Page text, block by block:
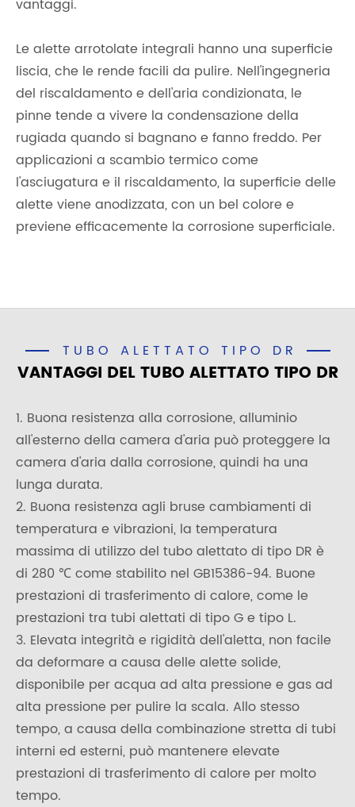
vantaggi.
Le alette arrotolate integrali hanno una superficie
liscia, che le rende facili da pulire. Nell'ingegneria
del riscaldamento e dell'aria condizionata, le
pinne tende a vivere la condensazione della
rugiada quando si bagnano e fanno freddo. Per
applicazioni a scambio termico come
l'asciugatura e il riscaldamento, la superficie delle
alette viene anodizzata, con un bel colore e
previene efficacemente la corrosione superficiale.
TUBO ALETTATO TIPO DR
VANTAGGI DEL TUBO ALETTATO TIPO DR
1. Buona resistenza alla corrosione, alluminio
all'esterno della camera d'aria può proteggere la
camera d'aria dalla corrosione, quindi ha una
lunga durata.
2. Buona resistenza agli bruse cambiamenti di
temperatura e vibrazioni, la temperatura
massima di utilizzo del tubo alettato di tipo DR è
di 280 ℃ come stabilito nel GB15386-94. Buone
prestazioni di trasferimento di calore, come le
prestazioni tra tubi alettati di tipo G e tipo L.
3. Elevata integrità e rigidità dell'aletta, non facile
da deformare a causa delle alette solide,
disponibile per acqua ad alta pressione e gas ad
alta pressione per pulire la scala. Allo stesso
tempo, a causa della combinazione stretta di tubi
interni ed esterni, può mantenere elevate
prestazioni di trasferimento di calore per molto
tempo.